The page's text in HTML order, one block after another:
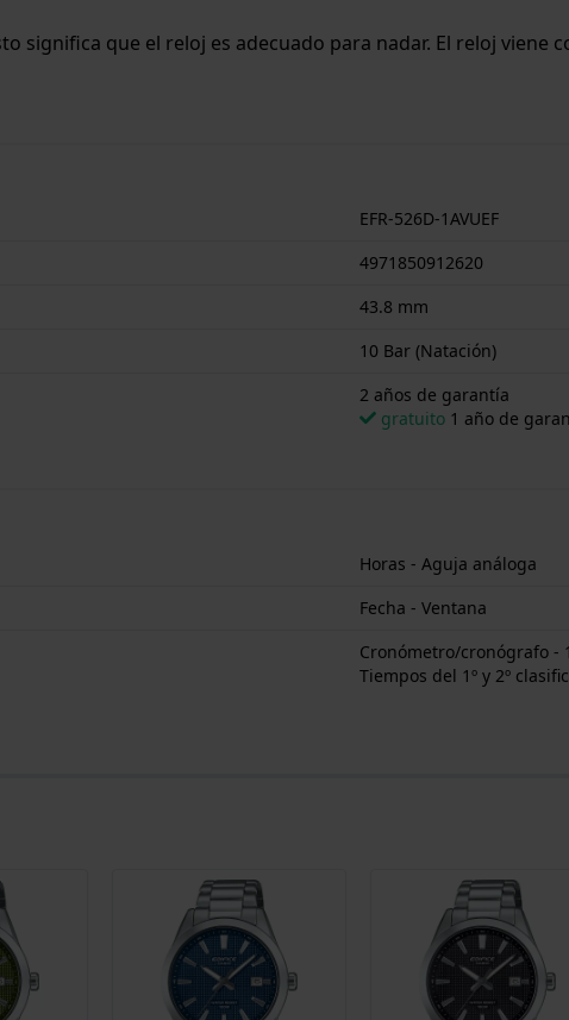
significa que el reloj es adecuado para nadar. El reloj viene
EFR-526D-1AVUEF
4971850912620
43.8 mm
10 Bar (Natación)
2 años de garantía
gratuito 1 año de
Horas - Aguja análoga
Fecha - Ventana
Cronómetro/cronógrafo -
Tiempos del 1º y 2º